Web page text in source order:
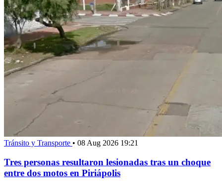
Tránsito y Transporte • 08 Aug 2026 19:21
Tres personas resultaron lesionadas tras un choque
entre dos motos en Piriápolis